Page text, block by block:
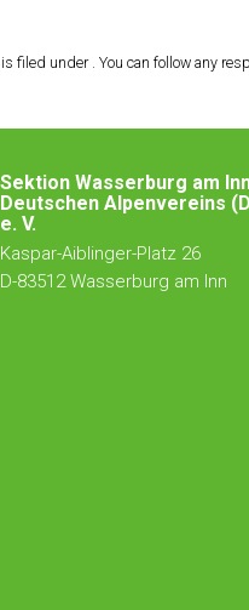
filed under . You can follow any
Sektion Wasserburg am
Deutschen Alpenvereins
e. V.
Kaspar-Aiblinger-Platz 26
D-83512 Wasserburg am Inn